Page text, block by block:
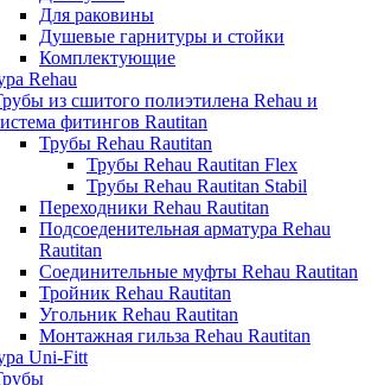
Для раковины
Душевые гарнитуры и стойки
Комплектующие
Rehau
из сшитого полиэтилена Rehau и
фитингов Rautitan
Трубы Rehau Rautitan
Трубы Rehau Rautitan Flex
Трубы Rehau Rautitan Stabil
Переходники Rehau Rautitan
Подсоеденительная арматура Rehau
Rautitan
Соединительные муфты Rehau Rautitan
Тройник Rehau Rautitan
Угольник Rehau Rautitan
Монтажная гильза Rehau Rautitan
Uni-Fitt